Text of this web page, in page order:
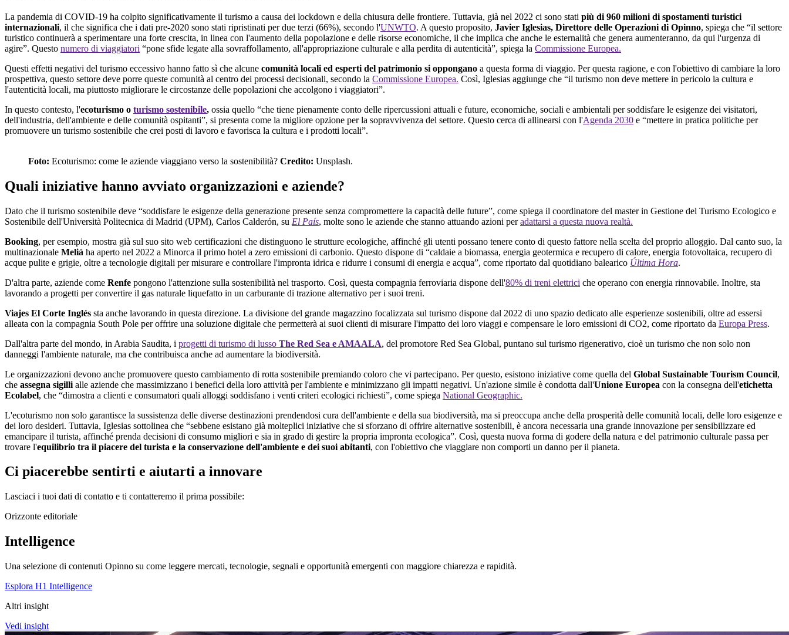
La pandemia di COVID-19 ha colpito significativamente il turismo a causa dei lockdown e della chiusura delle frontiere. Tuttavia, già nel 2022 ci sono stati più di 960 milioni di spostamenti turistici
internazionali, il che significa che i dati pre-2020 sono stati ripristinati per due terzi (66%), secondo l'UNWTO. A questo proposito, Javier Iglesias, Direttore delle Operazioni di Opinno, spiega che “il settore
turistico continuerà a sperimentare una forte crescita, in linea con l'aumento della popolazione e delle risorse economiche, il che implica che anche le esternalità che genera aumenteranno, da qui l'urgenza di
agire”. Questo numero di viaggiatori “pone sfide legate alla sovraffollamento, all'appropriazione culturale e alla perdita di autenticità”, spiega la Commissione Europea.
Questi effetti negativi del turismo eccessivo hanno fatto sì che alcune comunità locali ed esperti del patrimonio si oppongano a questa forma di viaggio. Per questa ragione, e con l'obiettivo di cambiare la loro
prospettiva, questo settore deve porre queste comunità al centro dei processi decisionali, secondo la Commissione Europea. Così, Iglesias aggiunge che “il turismo non deve mettere in pericolo la cultura e
l'autenticità locali, ma piuttosto migliorare le circostanze delle popolazioni che accolgono i viaggiatori”.
In questo contesto, l'ecoturismo o turismo sostenibile, ossia quello “che tiene pienamente conto delle ripercussioni attuali e future, economiche, sociali e ambientali per soddisfare le esigenze dei visitatori,
dell'industria, dell'ambiente e delle comunità ospitanti”, si presenta come la migliore opzione per la sopravvivenza del settore. Questo cerca di allinearsi con l'Agenda 2030 e “mettere in pratica politiche per
promuovere un turismo sostenibile che crei posti di lavoro e favorisca la cultura e i prodotti locali”.
Foto: Ecoturismo: come le aziende viaggiano verso la sostenibilità? Credito: Unsplash.
Quali iniziative hanno avviato organizzazioni e aziende?
Dato che il turismo sostenibile deve “soddisfare le esigenze della generazione presente senza compromettere la capacità delle future”, come spiega il coordinatore del master in Gestione del Turismo Ecologico e
Sostenibile dell'Università Politecnica di Madrid (UPM), Carlos Calderón, su El País, molte sono le aziende che stanno attuando azioni peradattarsi a questa nuova realtà.
Booking, per esempio, mostra già sul suo sito web certificazioni che distinguono le strutture ecologiche, affinché gli utenti possano tenere conto di questo fattore nella scelta del proprio alloggio. Dal canto suo, la
multinazionale Meliá ha aperto nel 2022 a Minorca il primo hotel a zero emissioni di carbonio. Questo dispone di “caldaie a biomassa, energia geotermica e recupero di calore, energia fotovoltaica, recupero di
acque pulite e grigie, oltre a tecnologie digitali per misurare e controllare l'impronta idrica e ridurre i consumi di energia e acqua”, come riportato dal quotidiano balearico Última Hora.
D'altra parte, aziende come Renfe pongono l'attenzione sulla sostenibilità nel trasporto. Così, questa compagnia ferroviaria dispone dell'80% di treni elettrici che operano con energia rinnovabile. Inoltre, sta
lavorando a progetti per convertire il gas naturale liquefatto in un carburante di trazione alternativo per i suoi treni.
Viajes El Corte Inglés sta anche lavorando in questa direzione. La divisione del grande magazzino focalizzata sul turismo dispone dal 2022 di uno spazio dedicato alle esperienze sostenibili, oltre ad essersi
alleata con la compagnia South Pole per offrire una soluzione digitale che permetterà ai suoi clienti di misurare l'impatto dei loro viaggi e compensare le loro emissioni di CO2, come riportato da Europa Press.
Dall'altra parte del mondo, in Arabia Saudita, i progetti di turismo di lusso The Red Sea e AMAALA, del promotore Red Sea Global, puntano sul turismo rigenerativo, cioè un turismo che non solo non
danneggi l'ambiente naturale, ma che contribuisca anche ad aumentare la biodiversità.
Le organizzazioni devono anche promuovere questo cambiamento di rotta sostenibile premiando coloro che vi partecipano. Per questo, esistono iniziative come quella del Global Sustainable Tourism Council,
che assegna sigilli alle aziende che massimizzano i benefici della loro attività per l'ambiente e minimizzano gli impatti negativi. Un'azione simile è condotta dall'Unione Europea con la consegna dell'etichetta
Ecolabel, che “dimostra a clienti e consumatori quali alloggi soddisfano i venti criteri ecologici richiesti”, come spiega National Geographic.
L'ecoturismo non solo garantisce la sussistenza delle diverse destinazioni prendendosi cura dell'ambiente e della sua biodiversità, ma si preoccupa anche della prosperità delle comunità locali, delle loro esigenze e
dei loro desideri. Tuttavia, Iglesias sottolinea che “sebbene esistano già molteplici iniziative che si sforzano di offrire alternative sostenibili, è ancora necessaria una grande innovazione per sensibilizzare ed
emancipare il turista, affinché prenda decisioni di consumo migliori e sia in grado di gestire la propria impronta ecologica”. Così, questa nuova forma di godere della natura e del patrimonio culturale passa per
trovare l'equilibrio tra il piacere del turista e la conservazione dell'ambiente e dei suoi abitanti, con l'obiettivo che viaggiare non comporti un danno per il pianeta.
Ci piacerebbe sentirti e aiutarti a innovare
Lasciaci i tuoi dati di contatto e ti contatteremo il prima possibile:
Orizzonte editoriale
Intelligence
Una selezione di contenuti Opinno su come leggere mercati, tecnologie, segnali e opportunità emergenti con maggiore chiarezza e rapidità.
Esplora H1 Intelligence
Altri insight
Vedi insight